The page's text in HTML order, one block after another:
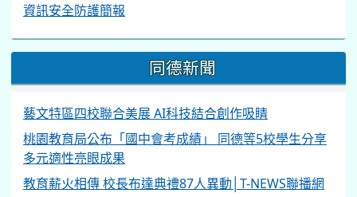
資訊安全防護簡報
同德新聞
藝文特區四校聯合美展 AI科技結合創作吸睛
桃園教育局公布「國中會考成績」 同德等5校學生分享
多元適性亮眼成果
教育薪火相傳 校長布達典禮87人異動│T-NEWS聯播網